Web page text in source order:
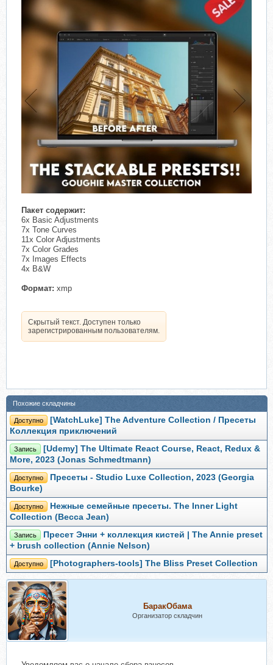
Пакет содержит:
6x Basic Adjustments
7x Tone Curves
11x Color Adjustments
7x Color Grades
7x Images Effects
4x B&W
Формат: xmp
Скрытый текст. Доступен только
зарегистрированным пользователям.
Похожие складчины
Доступно
[WatchLuke] The Adventure Collection / Пресеты
Коллекция приключений
Запись
[Udemy] The Ultimate React Course, React, Redux &
More, 2023 (Jonas Schmedtmann)
Доступно
Пресеты - Studio Luxe Collection, 2023 (Georgia
Bourke)
Доступно
Нежные семейные пресеты. The Inner Light
Collection (Becca Jean)
Запись
Пресет Энни + коллекция кистей | The Annie preset
+ brush collection (Annie Nelson)
Доступно [Photographers-tools] The Bliss Preset Collection
БаракОбама
Организатор складчин